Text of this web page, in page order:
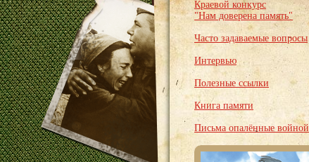
Краевой конкурс
"Нам доверена память"
Часто задаваемые вопросы
Интервью
Полезные ссылки
Книга памяти
Письма опалённые войной